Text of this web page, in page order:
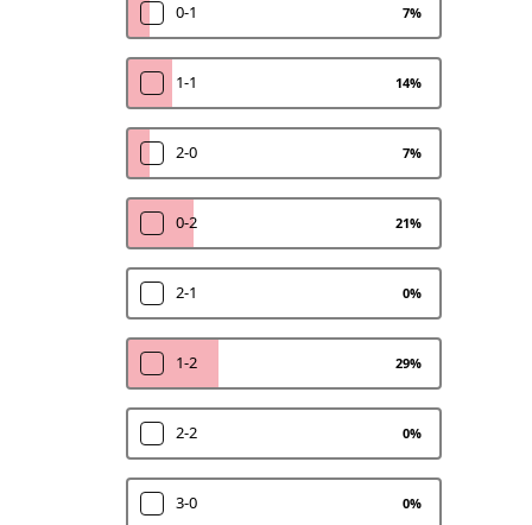
0-1 7%
1-1 14%
2-0 7%
0-2 21%
2-1 0%
1-2 29%
2-2 0%
3-0 0%